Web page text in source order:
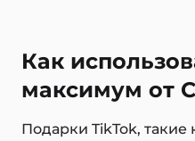
Как
максимум от
Подарки TikTok, такие